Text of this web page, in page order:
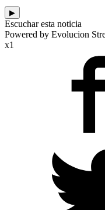
▶
Escuchar esta noticia
Powered by Evolucion
x1